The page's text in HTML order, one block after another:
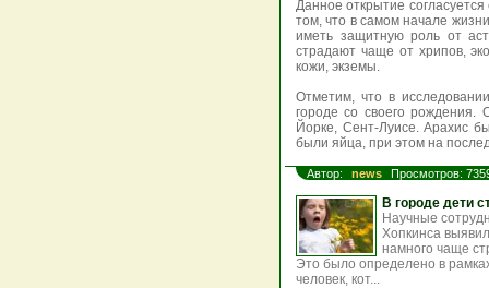
Данное открытие согласуется
том, что в самом начале
иметь защитную роль от
страдают чаще от хрипов,
кожи, экземы.
Отметим, что в
городе со своего
Йорке, Сент-Луисе. Арахис
были яйца, при этом на
Автор: news Просмотров:
В городе дети
Научные
Хопкинса
намного чаще
Это было определено в
человек, кот...